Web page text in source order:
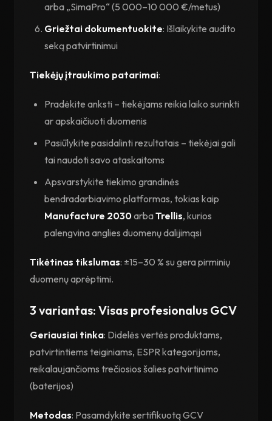
arba „SimaPro“ (5 000–10 000 €/metus)
Griežtai dokumentuokite: Išlaikykite audito
seką patvirtinimui
Tiekėjų įtraukimo patarimai:
Pradėkite anksti – tiekėjams reikia laiko surinkti
ar apskaičiuoti duomenis
Pasiūlykite pasidalinti rezultatais – tiekėjai gali
tai naudoti savo ataskaitoms
Apsvarstykite tiekimo grandinės
bendradarbiavimo platformas, tokias kaip
Manufacture 2030arbaTrellis, kurios
palengvina anglies duomenų dalijimąsi
Tikėtinas tikslumas: ±15–30 % su gera pirminių
duomenų aprėptimi.
3 variantas: Visas profesionalus GCV
Geriausiai tinka: Didelės vertės produktams,
patvirtintiems teiginiams, ESPR kategorijoms,
reikalaujančioms trečiosios šalies patvirtinimo
(baterijos)
Metodas: Pasamdykite sertifikuotą GCV